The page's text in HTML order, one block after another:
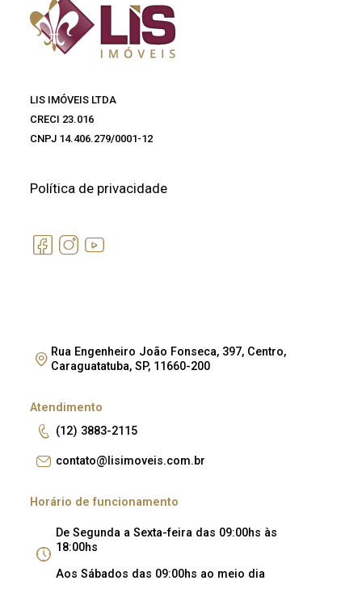
LIS IMÓVEIS LTDA
CRECI 23.016
CNPJ 14.406.279/0001-12
Política de privacidade
Rua Engenheiro João Fonseca, 397, Centro,
Caraguatatuba, SP, 11660-200
Atendimento
(12) 3883-2115
contato@lisimoveis.com.br
Horário de funcionamento
De Segunda a Sexta-feira das 09:00hs às
18:00hs
Aos Sábados das 09:00hs ao meio dia